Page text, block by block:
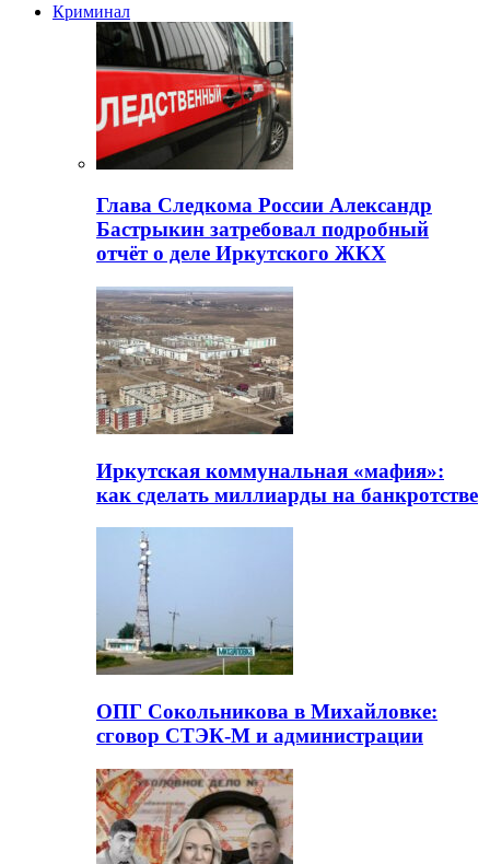
Криминал
Глава Следкома России Александр
Бастрыкин затребовал подробный
отчёт о деле Иркутского ЖКХ
Иркутская коммунальная «мафия»:
как сделать миллиарды на банкротстве
ОПГ Сокольникова в Михайловке:
сговор СТЭК-М и администрации